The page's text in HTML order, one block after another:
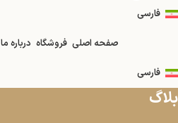
فارسی
صفحه اصلی فروشگاه درباره ما
فارسی
بلاگ